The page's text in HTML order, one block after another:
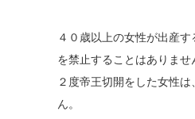
４０歳以上の女性が出産
を禁止することはありませ
２度帝王切開をした女性
ん。